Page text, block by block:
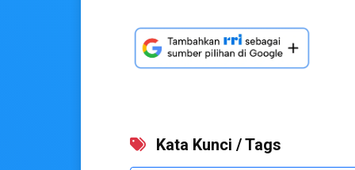
Kata Kunci / Tags